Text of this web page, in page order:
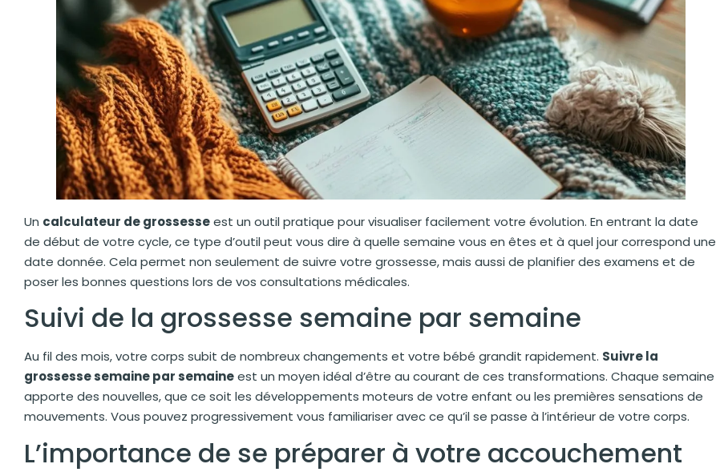
Un calculateur de grossesseest un outil pratique pour visualiser facilement votre évolution. En entrant la date
de début de votre cycle, ce type d’outil peut vous dire à quelle semaine vous en êtes et à quel jour correspond une
date donnée. Cela permet non seulement de suivre votre grossesse, mais aussi de planifier des examens et de
poser les bonnes questions lors de vos consultations médicales.
Suivi de la grossesse semaine par semaine
Au fil des mois, votre corps subit de nombreux changements et votre bébé grandit rapidement. Suivre la
grossesse semaine par semaineest un moyen idéal d’être au courant de ces transformations. Chaque semaine
apporte des nouvelles, que ce soit les développements moteurs de votre enfant ou les premières sensations de
mouvements. Vous pouvez progressivement vous familiariser avec ce qu’il se passe à l’intérieur de votre corps.
L’importance de se préparer à votre accouchement